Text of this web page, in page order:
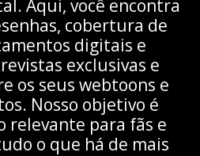
Aqui, você encontra
cobertura de
digitais e
exclusivas e
os seus webtoons e
Nosso objetivo é
relevante para fãs e
o que há de mais